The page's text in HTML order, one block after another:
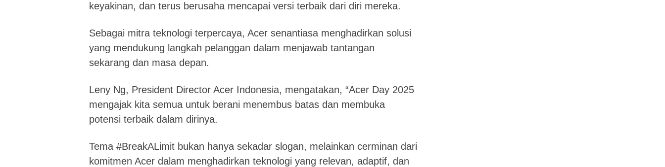
keyakinan, dan terus berusaha mencapai versi terbaik dari diri mereka.
Sebagai mitra teknologi terpercaya, Acer senantiasa menghadirkan solusi
yang mendukung langkah pelanggan dalam menjawab tantangan
sekarang dan masa depan.
Leny Ng, President Director Acer Indonesia, mengatakan, “Acer Day 2025
mengajak kita semua untuk berani menembus batas dan membuka
potensi terbaik dalam dirinya.
Tema #BreakALimit bukan hanya sekadar slogan, melainkan cerminan dari
komitmen Acer dalam menghadirkan teknologi yang relevan, adaptif, dan